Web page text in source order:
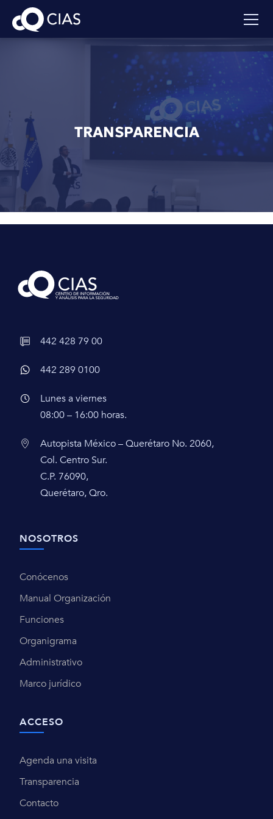
TRANSPARENCIA
442 428 79 00
442 289 0100
Lunes a viernes
08:00 – 16:00 horas.
Autopista México – Querétaro No. 2060,
Col. Centro Sur.
C.P. 76090,
Querétaro, Qro.
NOSOTROS
Conócenos
Manual Organización
Funciones
Organigrama
Administrativo
Marco jurídico
ACCESO
Agenda una visita
Transparencia
Contacto